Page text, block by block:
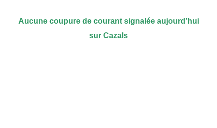
Aucune coupure de courant signalée aujourd’hui
sur Cazals